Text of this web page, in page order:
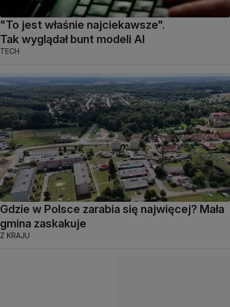
"To jest właśnie najciekawsze".
Tak wyglądał bunt modeli AI
TECH
Gdzie w Polsce zarabia się najwięcej? Mała
gmina zaskakuje
Z KRAJU